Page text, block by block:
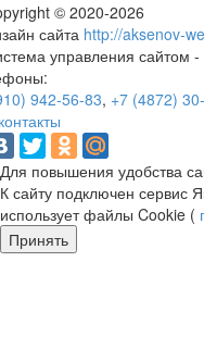
© 2020-2026
сайта http://aksenov-
управления сайтом -
942-56-83, +7 (4872)
Для повышения удобства
К сайту подключен сервис
использует файлы Cookie (
Принять